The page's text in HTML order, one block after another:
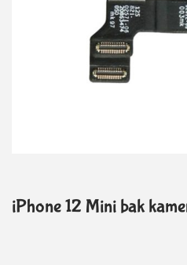
iPhone 12 Mini bak